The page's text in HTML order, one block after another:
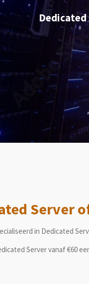
Server
in Dedicated
Server vanaf €60